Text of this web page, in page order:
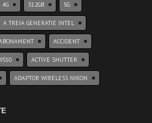
4G 512GB 5G
A TREIA GENERATIE INTEL
ACCIDENT
ACTIVE SHUTTER
ADAPTOR WIRELESS NIKON